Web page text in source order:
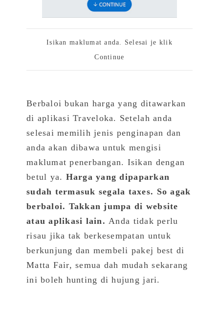
Isikan maklumat anda. Selesai je klik
Continue
Berbaloi bukan harga yang ditawarkan
di aplikasi Traveloka. Setelah anda
selesai memilih jenis penginapan dan
anda akan dibawa untuk mengisi
maklumat penerbangan. Isikan dengan
betul ya. Harga yang dipaparkan
sudah termasuk segala taxes. So agak
berbaloi. Takkan jumpa di website
atau aplikasi lain. Anda tidak perlu
risau jika tak berkesempatan untuk
berkunjung dan membeli pakej best di
Matta Fair, semua dah mudah sekarang
ini boleh hunting di hujung jari.